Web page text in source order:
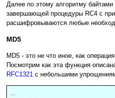
Далее по этому алгоритму
завершающей процедуры RC4 с
расшифровываются любые
MD5
MD5 - это не что иное, как
Посмотрим как эта функция
RFC1321 с небольшими
...